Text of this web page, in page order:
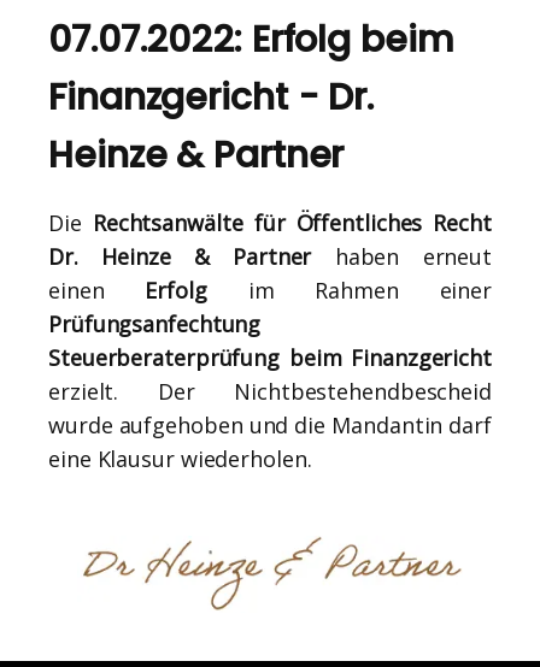
07.07.2022: Erfolg beim
Finanzgericht - Dr.
Heinze & Partner
Die Rechtsanwälte für Öffentliches Recht
Dr. Heinze & Partnerhaben erneut
einen Erfolg im Rahmen einer
Prüfungsanfechtung
Steuerberaterprüfung beim Finanzgericht
erzielt. Der Nichtbestehendbescheid
wurde aufgehoben und die Mandantin darf
eine Klausur wiederholen.